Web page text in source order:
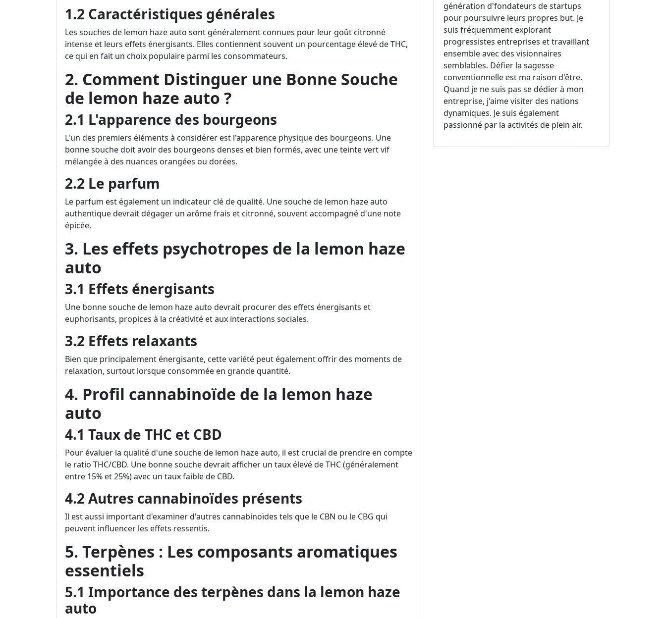
1.2 Caractéristiques générales
Les souches de lemon haze auto sont généralement connues pour leur goût citronné
intense et leurs effets énergisants. Elles contiennent souvent un pourcentage élevé de THC,
ce qui en fait un choix populaire parmi les consommateurs.
2. Comment Distinguer une Bonne Souche
de lemon haze auto ?
2.1 L'apparence des bourgeons
L'un des premiers éléments à considérer est l'apparence physique des bourgeons. Une
bonne souche doit avoir des bourgeons denses et bien formés, avec une teinte vert vif
mélangée à des nuances orangées ou dorées.
2.2 Le parfum
Le parfum est également un indicateur clé de qualité. Une souche de lemon haze auto
authentique devrait dégager un arôme frais et citronné, souvent accompagné d'une note
épicée.
3. Les effets psychotropes de la lemon haze
auto
3.1 Effets énergisants
Une bonne souche de lemon haze auto devrait procurer des effets énergisants et
euphorisants, propices à la créativité et aux interactions sociales.
3.2 Effets relaxants
Bien que principalement énergisante, cette variété peut également offrir des moments de
relaxation, surtout lorsque consommée en grande quantité.
4. Profil cannabinoïde de la lemon haze
auto
4.1 Taux de THC et CBD
Pour évaluer la qualité d'une souche de lemon haze auto, il est crucial de prendre en compte
le ratio THC/CBD. Une bonne souche devrait afficher un taux élevé de THC (généralement
entre 15% et 25%) avec un taux faible de CBD.
4.2 Autres cannabinoïdes présents
Il est aussi important d'examiner d'autres cannabinoïdes tels que le CBN ou le CBG qui
peuvent influencer les effets ressentis.
5. Terpènes : Les composants aromatiques
essentiels
5.1 Importance des terpènes dans la lemon haze
auto
génération d'fondateurs de startups
pour poursuivre leurs propres but. Je
suis fréquemment explorant
progressistes entreprises et travaillant
ensemble avec des visionnaires
semblables. Défier la sagesse
conventionnelle est ma raison d'être.
Quand je ne suis pas se dédier à mon
entreprise, j'aime visiter des nations
dynamiques. Je suis également
passionné par la activités de plein air.